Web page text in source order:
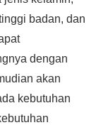
badan, dan
dengan
akan
kebutuhan